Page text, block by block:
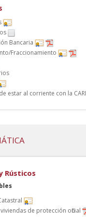
Bancaria
Fraccionamiento
estar al corriente con la
Rústicos
de protección oficial